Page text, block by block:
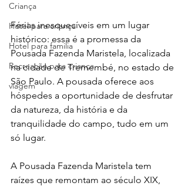
Criança
Hotel para criança
Hotel para familia
Recreação para criança
viagem
Férias inesquecíveis em um lugar
histórico: essa é a promessa da
Pousada Fazenda Maristela, localizada
na cidade de Tremembé, no estado de
São Paulo. A pousada oferece aos
hóspedes a oportunidade de desfrutar
da natureza, da história e da
tranquilidade do campo, tudo em um
só lugar.
A Pousada Fazenda Maristela tem
raízes que remontam ao século XIX,